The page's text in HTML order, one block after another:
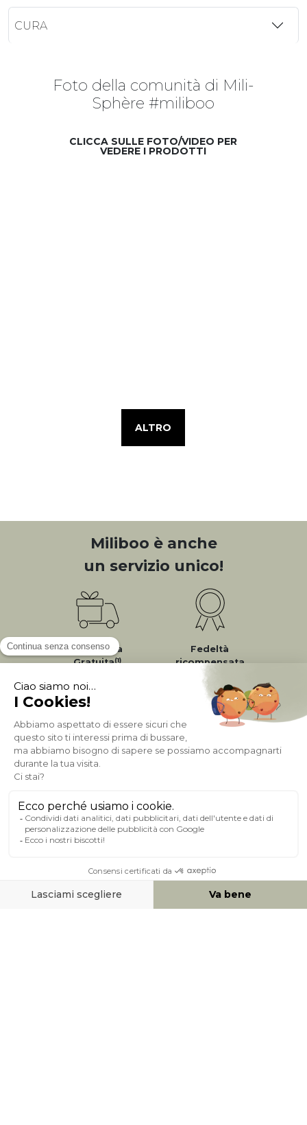
CURA
Foto della comunità di Mili-
Sphère #miliboo
CLICCA SULLE FOTO/VIDEO PER
VEDERE I PRODOTTI
ALTRO
Miliboo è anche
un servizio unico!
Consegna
Gratuita(1)
Fedeltà
ricompensata
Pagamento sicuro
A PROPOSITO DI MILIBOO
AIUTO & CONTATTO